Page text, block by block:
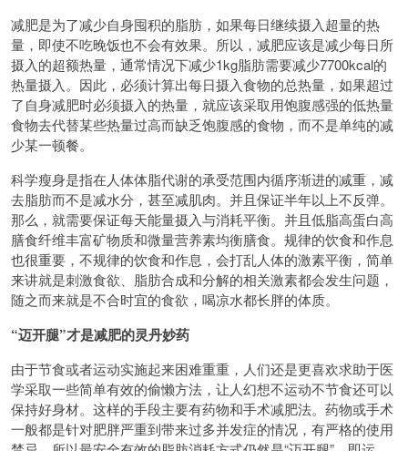
减肥是为了减少自身囤积的脂肪，如果每日继续摄入超量的热
量，即使不吃晚饭也不会有效果。所以，减肥应该是减少每日所
摄入的超额热量，通常情况下减少1kg脂肪需要减少7700kcal的
热量摄入。因此，必须计算出每日摄入食物的总热量，如果超过
了自身减肥时必须摄入的热量，就应该采取用饱腹感强的低热量
食物去代替某些热量过高而缺乏饱腹感的食物，而不是单纯的减
少某一顿餐。
科学瘦身是指在人体体脂代谢的承受范围内循序渐进的减重，减
去脂肪而不是减水分，甚至减肌肉。并且保证半年以上不反弹。
那么，就需要保证每天能量摄入与消耗平衡。并且低脂高蛋白高
膳食纤维丰富矿物质和微量营养素均衡膳食。规律的饮食和作息
也很重要，不规律的饮食和作息，会打乱人体的激素平衡，简单
来讲就是刺激食欲、脂肪合成和分解的相关激素都会发生问题，
随之而来就是不合时宜的食欲，喝凉水都长胖的体质。
“迈开腿”才是减肥的灵丹妙药
由于节食或者运动实施起来困难重重，人们还是更喜欢求助于医
学采取一些简单有效的偷懒方法，让人幻想不运动不节食还可以
保持好身材。这样的手段主要有药物和手术减肥法。药物或手术
一般都是针对肥胖严重到带来过多并发症的情况，有严格的使用